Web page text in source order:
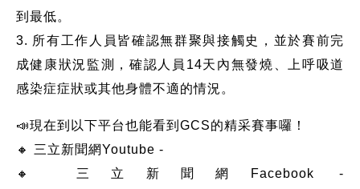
到最低。
3. 所有工作人員皆確認無群聚與接觸史，並於賽前完
成健康狀況監測，確認人員14天內無發燒、上呼吸道
感染症症狀或其他身體不適的情況。
📣現在到以下平台也能看到GCS的精采賽事囉！
🔸 三立新聞網Youtube -
🔸 三立新聞網Facebook -